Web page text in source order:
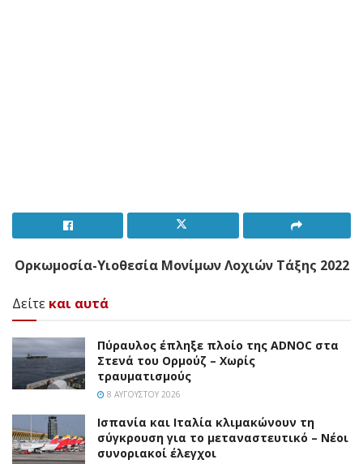
Ορκωμοσία-Υιοθεσία Μονίμων Λοχιών Τάξης 2022
Δείτε και αυτά
Πύραυλος έπληξε πλοίο της ADNOC στα
Στενά του Ορμούζ – Χωρίς
τραυματισμούς
8 ΑΥΓΟΎΣΤΟΥ 2026
Ισπανία και Ιταλία κλιμακώνουν τη
σύγκρουση για το μεταναστευτικό – Νέοι
συνοριακοί έλεγχοι